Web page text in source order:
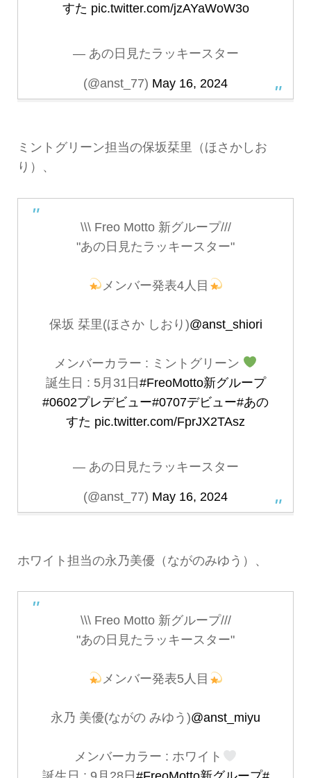
すた pic.twitter.com/jzAYaWoW3o
— あの日見たラッキースター
(@anst_77) May 16, 2024
ミントグリーン担当の保坂栞里（ほさかしお
り）、
\\\ Freo Motto 新グループ///
"あの日見たラッキースター"
メンバー発表4人目
保坂 栞里(ほさか しおり)@anst_shiori
メンバーカラー : ミントグリーン
誕生日 : 5月31日#FreoMotto新グループ
#0602プレデビュー#0707デビュー#あの
すた pic.twitter.com/FprJX2TAsz
— あの日見たラッキースター
(@anst_77) May 16, 2024
ホワイト担当の永乃美優（ながのみゆう）、
\\\ Freo Motto 新グループ///
"あの日見たラッキースター"
メンバー発表5人目
永乃 美優(ながの みゆう)@anst_miyu
メンバーカラー : ホワイト